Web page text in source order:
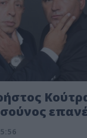
πρώτη